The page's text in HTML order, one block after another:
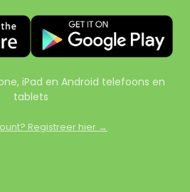
iPad en Android telefoons en
tablets
Registreer hier →